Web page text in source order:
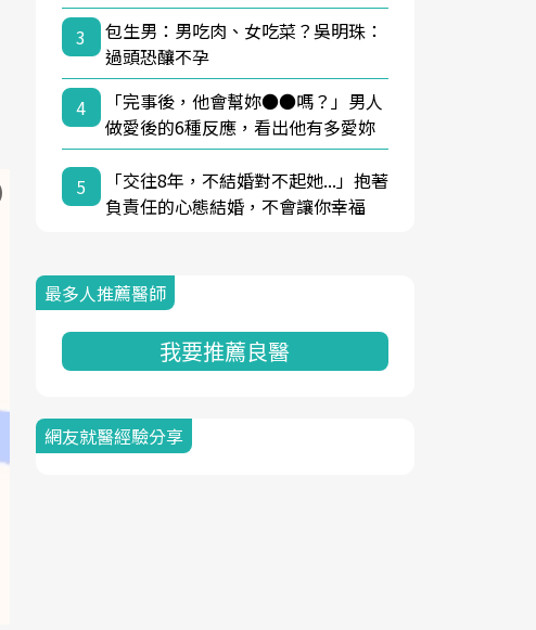
3
包生男：男吃肉、女吃菜？吳明珠：
過頭恐釀不孕
4
「完事後，他會幫妳●●嗎？」男人
做愛後的6種反應，看出他有多愛妳
5
「交往8年，不結婚對不起她...」抱著
負責任的心態結婚，不會讓你幸福
最多人推薦醫師
我要推薦良醫
網友就醫經驗分享